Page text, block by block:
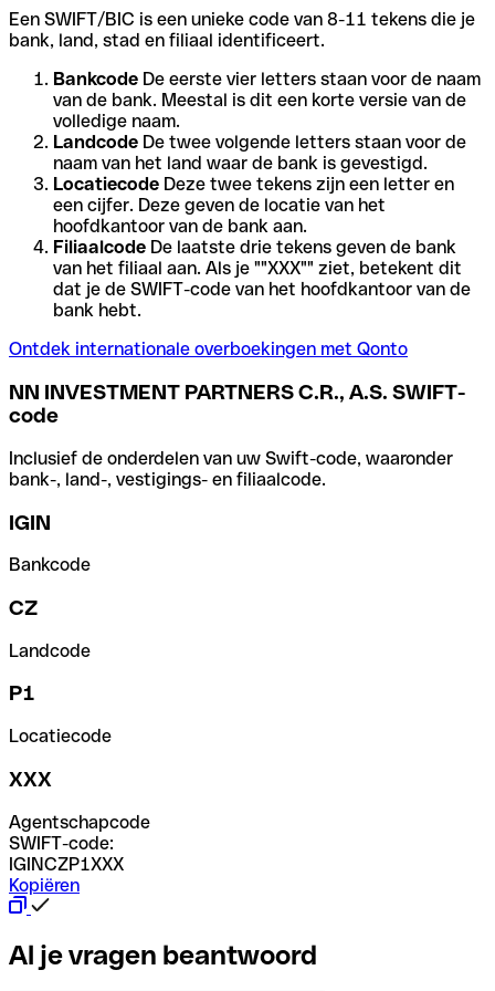
Een SWIFT/BIC is een unieke code van 8-11 tekens die je
bank, land, stad en filiaal identificeert.
Bankcode De eerste vier letters staan voor de naam
van de bank. Meestal is dit een korte versie van de
volledige naam.
Landcode De twee volgende letters staan voor de
naam van het land waar de bank is gevestigd.
Locatiecode Deze twee tekens zijn een letter en
een cijfer. Deze geven de locatie van het
hoofdkantoor van de bank aan.
Filiaalcode De laatste drie tekens geven de bank
van het filiaal aan. Als je ""XXX"" ziet, betekent dit
dat je de SWIFT-code van het hoofdkantoor van de
bank hebt.
Ontdek internationale overboekingen met Qonto
NN INVESTMENT PARTNERS C.R., A.S. SWIFT-
code
Inclusief de onderdelen van uw Swift-code, waaronder
bank-, land-, vestigings- en filiaalcode.
IGIN
Bankcode
CZ
Landcode
P1
Locatiecode
XXX
Agentschapcode
SWIFT-code:
IGINCZP1XXX
Kopiëren
Al je vragen beantwoord